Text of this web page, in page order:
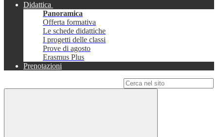
Didattica
Panoramica
Offerta formativa
Le schede didattiche
I progetti delle classi
Prove di agosto
Erasmus Plus
Prenotazioni